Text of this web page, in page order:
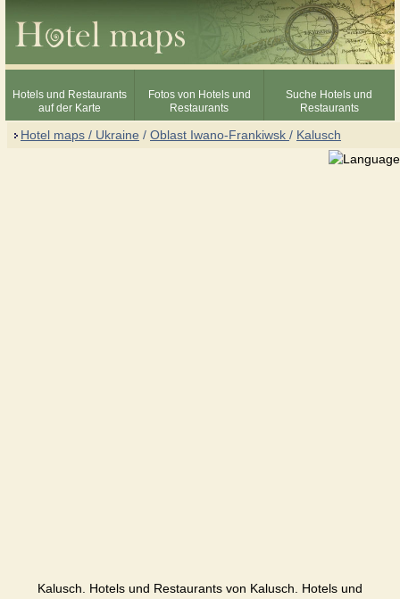
Hotels und Restaurants
auf der Karte
Fotos von Hotels und
Restaurants
Suche Hotels und
Restaurants
Hotel maps / Ukraine / Oblast Iwano-Frankiwsk / Kalusch
Kalusch. Hotels und Restaurants von Kalusch. Hotels und